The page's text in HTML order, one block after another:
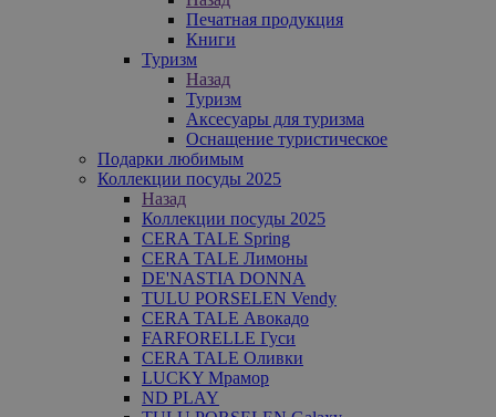
Печатная продукция
Книги
Туризм
Назад
Туризм
Аксесуары для туризма
Оснащение туристическое
Подарки любимым
Коллекции посуды 2025
Назад
Коллекции посуды 2025
CERA TALE Spring
CERA TALE Лимоны
DE'NASTIA DONNA
TULU PORSELEN Vendy
CERA TALE Авокадо
FARFORELLE Гуси
CERA TALE Оливки
LUCKY Мрамор
ND PLAY